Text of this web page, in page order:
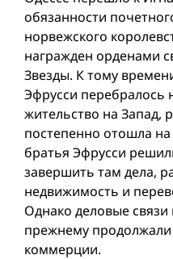
обязанности
норвежского
награжден орденами
Звезды. К тому
Эфрусси перебралось
жительство на Запад,
постепенно отошла
братья Эфрусси
завершить там дела,
недвижимость и
Однако деловые
прежнему
коммерции.